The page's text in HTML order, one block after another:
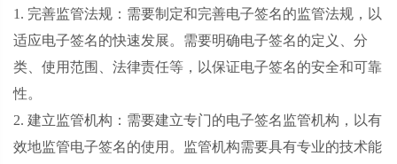
1. 完善监管法规：需要制定和完善电子签名的监管法规，以
适应电子签名的快速发展。需要明确电子签名的定义、分
类、使用范围、法律责任等，以保证电子签名的安全和可靠
性。
2. 建立监管机构：需要建立专门的电子签名监管机构，以有
效地监管电子签名的使用。监管机构需要具有专业的技术能